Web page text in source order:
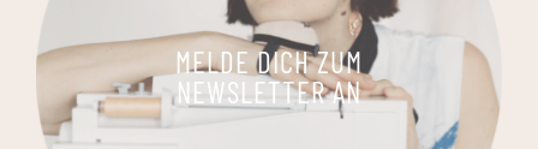
MELDE DICH ZUM
NEWSLETTER AN